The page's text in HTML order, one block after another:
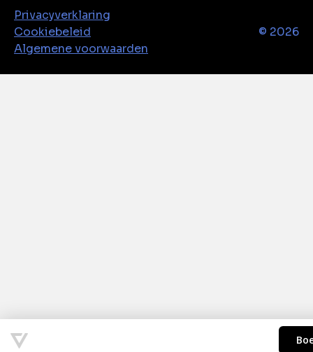
Privacyverklaring
Cookiebeleid
Algemene voorwaarden
© 2026